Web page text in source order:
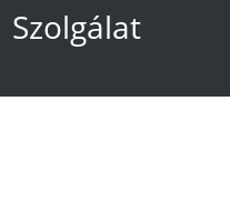
Szolgálat